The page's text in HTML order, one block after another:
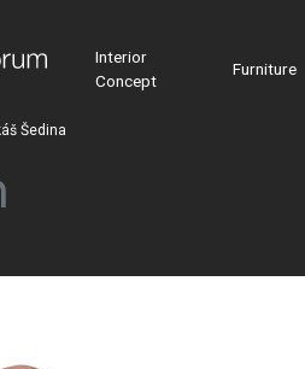
Interior
Concept
Furniture
Šedina